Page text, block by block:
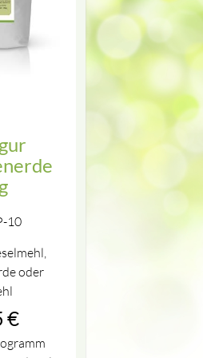
10
oder
€